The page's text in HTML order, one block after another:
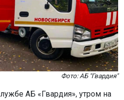
Фото: АБ "Гвардия"
АБ «Гвардия», утром на